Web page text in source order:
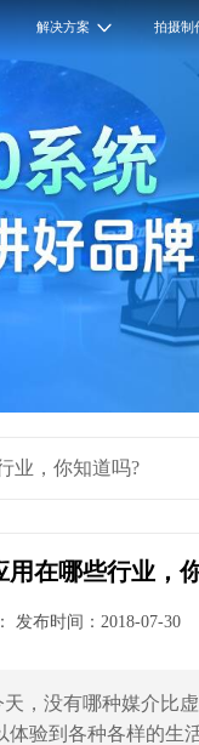
解决方案 拍摄制
业，你知道吗?
用在哪些行业，
发布时间：2018-07-30
，没有哪种媒介比
验到各种各样的生